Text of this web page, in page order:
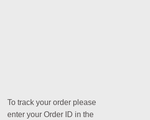
To track your order please
enter your Order ID in the